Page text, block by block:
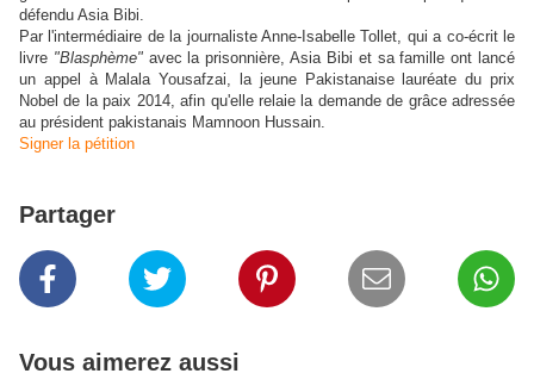
défendu Asia Bibi.
Par l'intermédiaire de la journaliste Anne-Isabelle Tollet, qui a co-écrit le
livre "Blasphème" avec la prisonnière, Asia Bibi et sa famille ont lancé
un appel à Malala Yousafzai, la jeune Pakistanaise lauréate du prix
Nobel de la paix 2014, afin qu'elle relaie la demande de grâce adressée
au président pakistanais Mamnoon Hussain.
Signer la pétition
Partager
Vous aimerez aussi